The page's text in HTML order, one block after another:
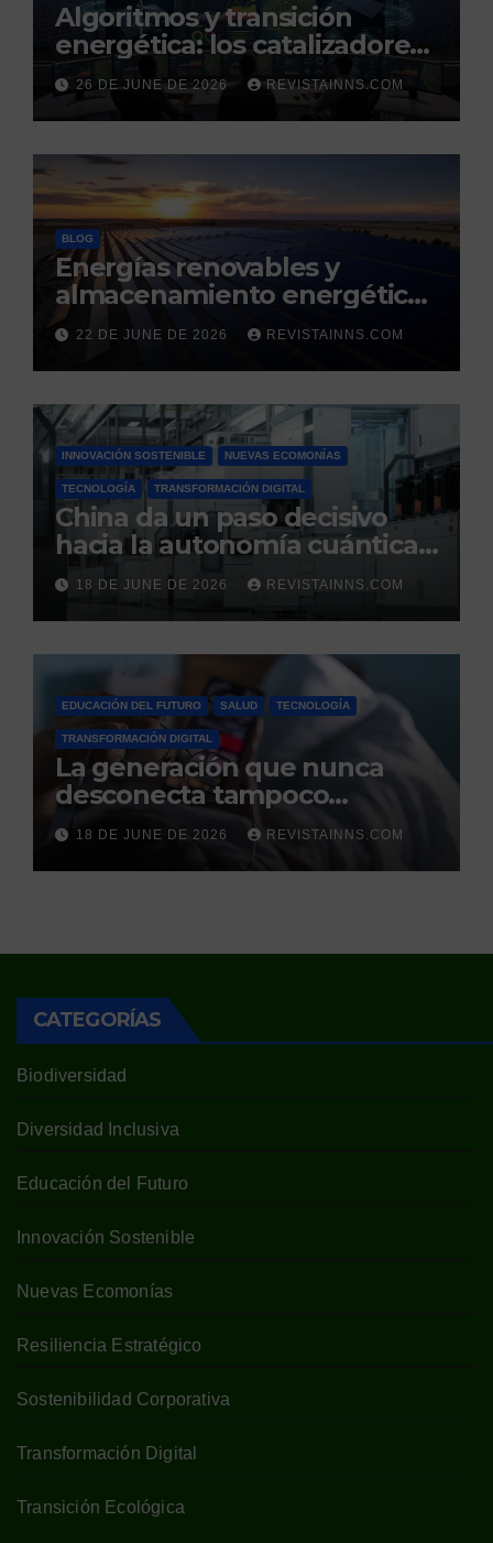
Algoritmos y transición
energética: los catalizadores
digitales de un nuevo
modelo energético
renovable y resiliente
26 DE JUNE DE 2026 REVISTAINNS.COM
BLOG
Energías renovables y
almacenamiento energético:
la nueva columna vertebral
de la estabilidad del sistema
eléctrico español
22 DE JUNE DE 2026 REVISTAINNS.COM
INNOVACIÓN SOSTENIBLE NUEVAS ECOMONÍAS
TECNOLOGÍA TRANSFORMACIÓN DIGITAL
China da un paso decisivo
hacia la autonomía cuántica:
produce por primera vez el
silicio ultrapuro que sus
competidores controlaban
18 DE JUNE DE 2026 REVISTAINNS.COM
EDUCACIÓN DEL FUTURO SALUD TECNOLOGÍA
TRANSFORMACIÓN DIGITAL
La generación que nunca
desconecta tampoco
duerme
18 DE JUNE DE 2026 REVISTAINNS.COM
CATEGORÍAS
Biodiversidad
Diversidad Inclusiva
Educación del Futuro
Innovación Sostenible
Nuevas Ecomonías
Resiliencia Estratégico
Sostenibilidad Corporativa
Transformación Digital
Transición Ecológica